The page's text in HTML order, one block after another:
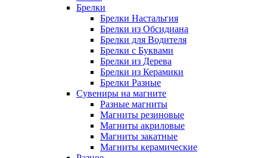
Брелки
Брелки Настальгия
Брелки из Обсидиана
Брелки для Водителя
Брелки с Буквами
Брелки из Дерева
Брелки из Керамики
Брелки Разные
Сувениры на магните
Разные магниты
Магниты резиновые
Магниты акриловые
Магниты закатные
Магниты керамические